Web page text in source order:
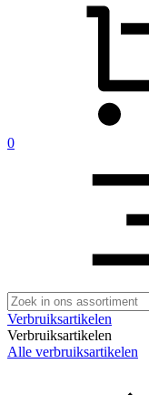
0
Zoeken
naar:
Verbruiksartikelen
Verbruiksartikelen
Alle verbruiksartikelen